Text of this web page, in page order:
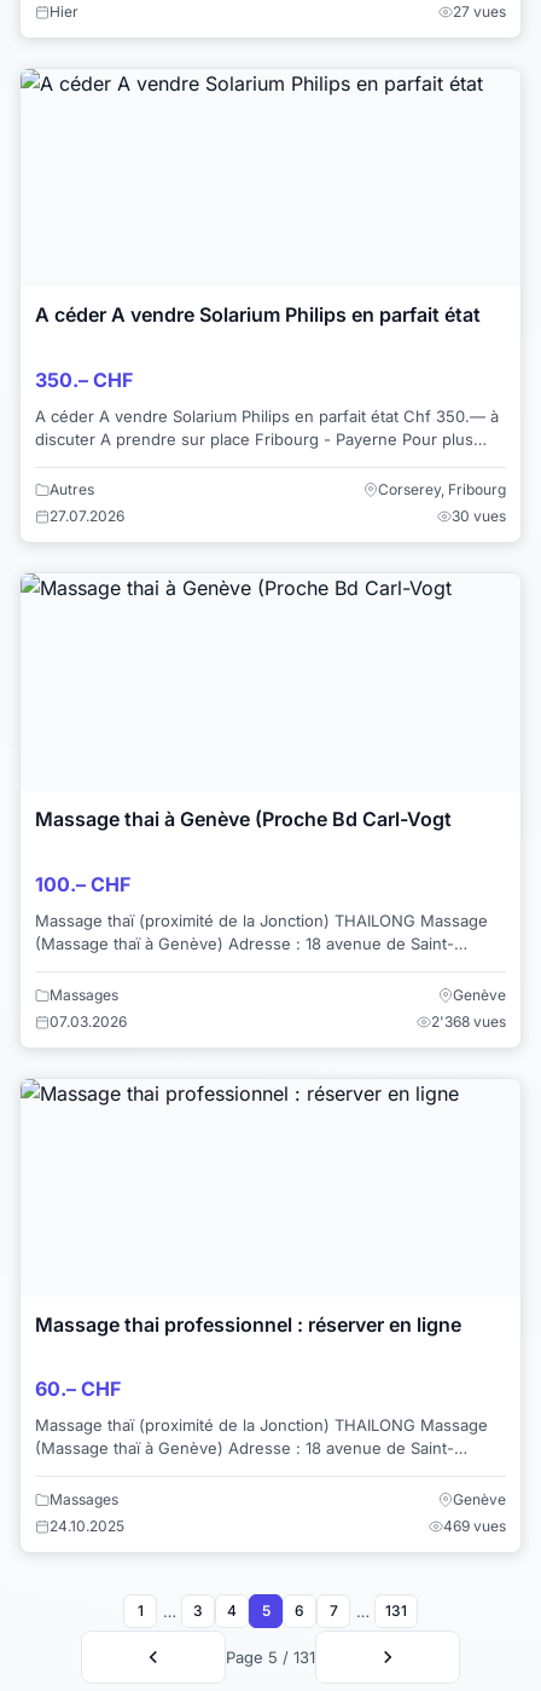
Hier
27 vues
A céder A vendre Solarium Philips en parfait état
350.– CHF
A céder A vendre Solarium Philips en parfait état Chf 350.— à
discuter A prendre sur place Fribourg - Payerne Pour plus
Autres
Corserey, Fribourg
27.07.2026
30 vues
Massage thai à Genève (Proche Bd Carl-Vogt
100.– CHF
Massage thaï (proximité de la Jonction) THAILONG Massage
(Massage thaï à Genève) Adresse : 18 avenue de Saint-
Massages
Genève
07.03.2026
2'368 vues
Massage thai professionnel : réserver en ligne
60.– CHF
Massage thaï (proximité de la Jonction) THAILONG Massage
(Massage thaï à Genève) Adresse : 18 avenue de Saint-
Clotilde Tel : 022 436 89 66 3...
Massages
Genève
24.10.2025
469 vues
Page 5 / 131
1 … 3 4 5 6 7 … 131